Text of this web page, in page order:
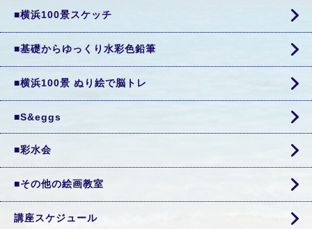
■横浜100景スケッチ
■基礎からゆっくり水彩色鉛筆
■横浜100景 ぬり絵で脳トレ
■S&eggs
■彩水会
■その他の絵画教室
講座スケジュール